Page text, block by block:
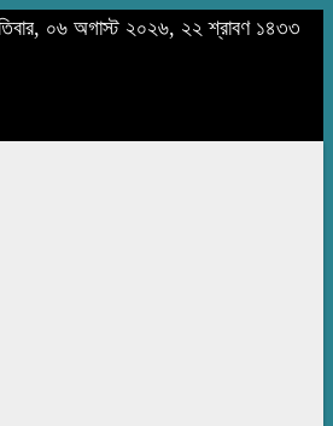
০৬ অগাস্ট ২০২৬, ২২ শ্রাবণ ১৪৩৩